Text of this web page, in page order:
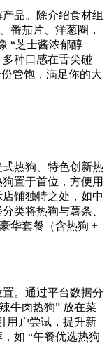
品。除介绍食材组
番茄片、洋葱圈，
“芝士酱浓郁醇
种口感在舌尖碰
管饱，满足你的大
热狗、特色创新热
置于首位，方便用
铺独特之处，如中
类将热狗与薯条、
华套餐（含热狗 +
。通过平台数据分
牛肉热狗” 放在菜
用户尝试，提升新
如 “午餐优选热狗